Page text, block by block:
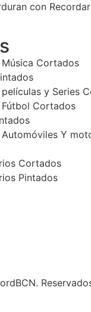
con
Cortados
y Series
Cortados
Automóviles Y
Cortados
Pintados